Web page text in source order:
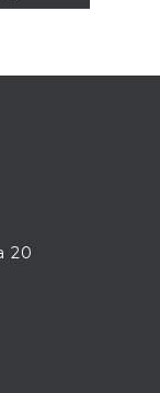
20